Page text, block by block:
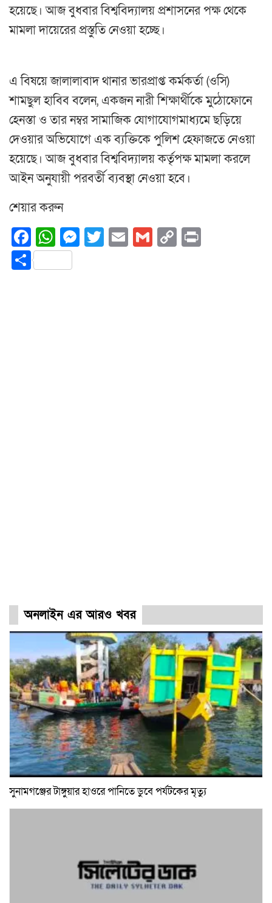
হয়েছে। আজ বুধবার বিশ্ববিদ্যালয় প্রশাসনের পক্ষ থেকে
মামলা দায়েরের প্রস্তুতি নেওয়া হচ্ছে।
এ বিষয়ে জালালাবাদ থানার ভারপ্রাপ্ত কর্মকর্তা (ওসি)
শামছুল হাবিব বলেন, একজন নারী শিক্ষার্থীকে মুঠোফোনে
হেনস্তা ও তার নম্বর সামাজিক যোগাযোগমাধ্যমে ছড়িয়ে
দেওয়ার অভিযোগে এক ব্যক্তিকে পুলিশ হেফাজতে নেওয়া
হয়েছে। আজ বুধবার বিশ্ববিদ্যালয় কর্তৃপক্ষ মামলা করলে
আইন অনুযায়ী পরবর্তী ব্যবস্থা নেওয়া হবে।
শেয়ার করুন
Facebook
WhatsApp
Messenger
Twitter
EmailGmail
Copy
Share
অনলাইন এর আরও খবর
সুনামগঞ্জের টাঙ্গুয়ার হাওরে পানিতে ডুবে পর্যটকের মৃত্যু